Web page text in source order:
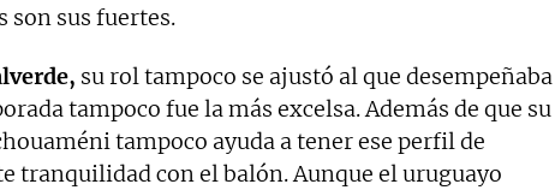
son sus fuertes.
su rol tampoco se ajustó al que desempeñaba
tampoco fue la más excelsa. Además de que su
tampoco ayuda a tener ese perfil de
tranquilidad con el balón. Aunque el uruguayo